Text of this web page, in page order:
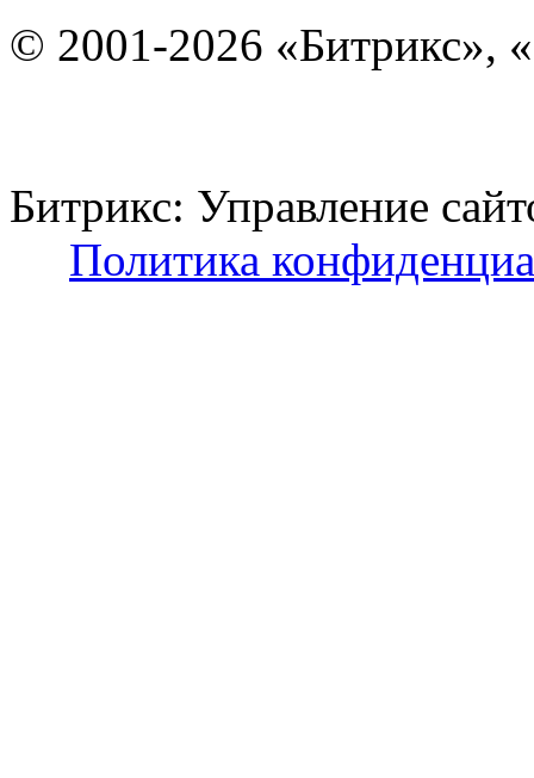
© 2001-2026 «Битрикс»,
Битрикс: Управление
Политика